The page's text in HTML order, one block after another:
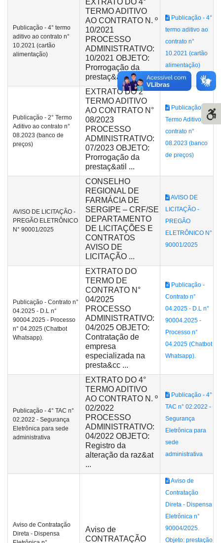
Publicação - 4° termo
aditivo ao contrato n°
10.2021 (cartão
alimentação)
EXTRATO DO 4°
TERMO ADITIVO
AO CONTRATO N. º
10/2021
PROCESSO
ADMINISTRATIVO:
10/2021 OBJETO:
Prorrogação da
prestaç&a ...
Publicação - 4°
termo aditivo ao
contrato n°
10.2021 (cartão
alimentação)
Publicação - 2° Termo
Aditivo ao contrato n°
08.2023 (banco de
preços)
EXTRATO DO 2°
TERMO ADITIVO
AO CONTRATO N°
08/2023
PROCESSO
ADMINISTRATIVO:
07/2023 OBJETO:
Prorrogação da
prestaç&atil ...
Publicação - 2°
Termo Aditivo ao
contrato n°
08.2023 (banco
de preços)
AVISO DE LICITAÇÃO -
PREGÃO ELETRÔNICO
N° 90001/2025
CONSELHO
REGIONAL DE
FARMÁCIA DE
SERGIPE – CRF/SE
DEPARTAMENTO
DE LICITAÇÕES E
CONTRATOS
AVISO DE
LICITAÇÃO ...
AVISO DE
LICITAÇÃO -
PREGÃO
ELETRÔNICO N°
90001/2025
Publicação - Contrato n°
04.2025 - D.L n°
90004.2025 - Processo
n° 04.2025 (Chatbot
Whatsapp).
EXTRATO DO
TERMO DE
CONTRATO N°
04/2025
PROCESSO
ADMINISTRATIVO:
04/2025 OBJETO:
Contratação de
empresa
especializada na
presta&cc ...
Publicação -
Contrato n°
04.2025 - D.L n°
90004.2025 -
Processo n°
04.2025 (Chatbot
Whatsapp).
Publicação - 4° TAC n°
02.2022 - Segurança
Eletrônica para sede
administrativa
EXTRATO DO 4°
TERMO ADITIVO
AO CONTRATO N. º
02/2022
PROCESSO
ADMINISTRATIVO:
04/2022 OBJETO:
Registro da
alteração da raz&at
...
Publicação - 4°
TAC n° 02.2022 -
Segurança
Eletrônica para
sede
administrativa
Aviso de Contratação
Direta - Dispensa
Aviso de
CONTRATAÇÃO
Aviso de
Contratação
Direta - Dispensa
Eletrônica n°
90004/2025.
Objeto: prestação